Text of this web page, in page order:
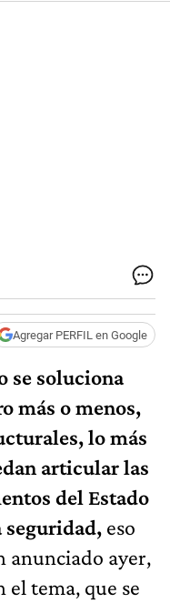
Agregar PERFIL en Google
se soluciona
más o menos,
lo más
articular las
del Estado
seguridad, eso
anunciado ayer,
el tema, que se